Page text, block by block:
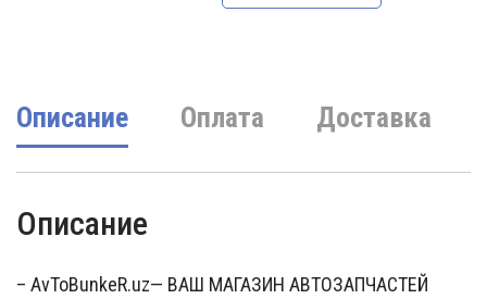
Описание Оплата Доставка
Описание
– AvToBunkeR.uz— ВАШ МАГАЗИН АВТОЗАПЧАСТЕЙ